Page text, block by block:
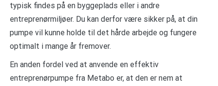
typisk findes på en byggeplads eller i andre
entreprenørmiljøer. Du kan derfor være sikker på, at din
pumpe vil kunne holde til det hårde arbejde og fungere
optimalt i mange år fremover.
En anden fordel ved at anvende en effektiv
entreprenørpumpe fra Metabo er, at den er nem at